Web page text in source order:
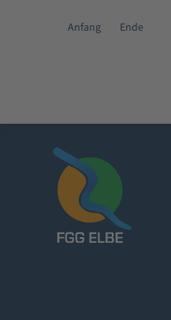
Anfang Ende